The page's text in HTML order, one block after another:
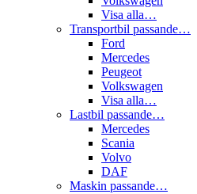
Visa alla…
Transportbil passande…
Ford
Mercedes
Peugeot
Volkswagen
Visa alla…
Lastbil passande…
Mercedes
Scania
Volvo
DAF
Maskin passande…